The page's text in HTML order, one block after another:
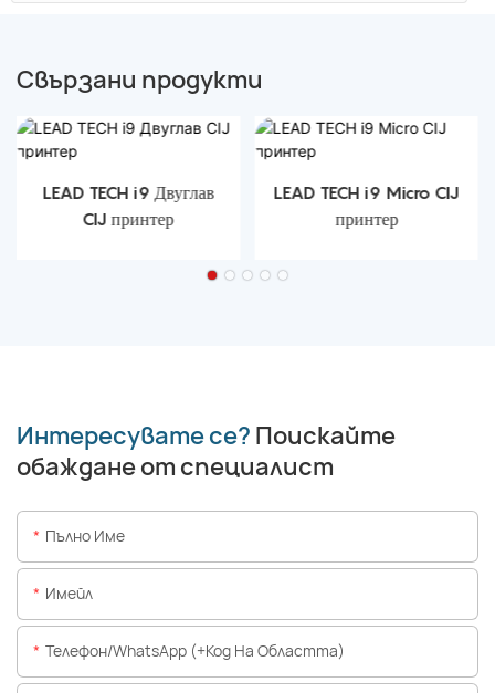
Свързани продукти
LEAD TECH i9 Двуглав
CIJ принтер
LEAD TECH i9 Micro CIJ
принтер
Интересувате се? Поискайте
обаждане от специалист
Пълно Име
Имейл
Телефон/WhatsApp (+Код На Областта)